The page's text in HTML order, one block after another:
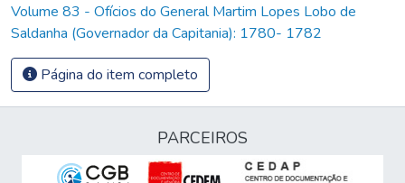
Volume 83 - Ofícios do General Martim Lopes Lobo de
Saldanha (Governador da Capitania): 1780- 1782
Página do item completo
PARCEIROS